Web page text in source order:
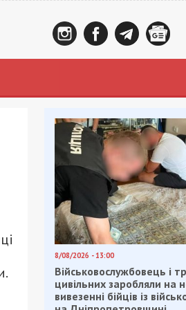
8/08/2026 - 13:00
Військовослужбовець і
цивільних заробляли на
вивезенні бійців із